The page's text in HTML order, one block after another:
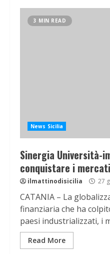
3 MIN READ
News Sicilia
Sinergia Università-
conquistare i
ilmattinodisicilia 27
CATANIA – La
finanziaria che ha
paesi industrializzati, i
Read More